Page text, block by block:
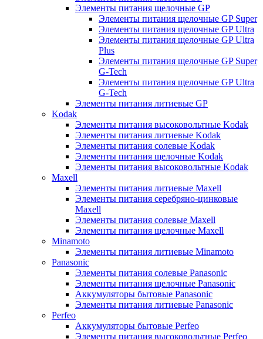
Элементы питания щелочные GP
Элементы питания щелочные GP Super
Элементы питания щелочные GP Ultra
Элементы питания щелочные GP Ultra
Plus
Элементы питания щелочные GP Super
G-Tech
Элементы питания щелочные GP Ultra
G-Tech
Элементы питания литиевые GP
Kodak
Элементы питания высоковольтные Kodak
Элементы питания литиевые Kodak
Элементы питания солевые Kodak
Элементы питания щелочные Kodak
Элементы питания высоковольтные Kodak
Maxell
Элементы питания литиевые Maxell
Элементы питания серебряно-цинковые
Maxell
Элементы питания солевые Maxell
Элементы питания щелочные Maxell
Minamoto
Элементы питания литиевые Minamoto
Panasonic
Элементы питания солевые Panasonic
Элементы питания щелочные Panasonic
Аккумуляторы бытовые Panasonic
Элементы питания литиевые Panasonic
Perfeo
Аккумуляторы бытовые Perfeo
Элементы питания высоковольтные Perfeo